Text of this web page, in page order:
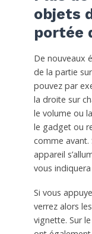
objets
portée
De nouveaux
de la partie
pouvez par
la droite sur
le volume ou
le gadget ou
comme avant.
appareil
vous indiquera
Si vous
verrez alors
vignette. Sur